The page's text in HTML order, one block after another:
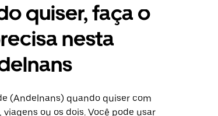
quiser, faça o
nesta
(Andelnans) quando quiser com
ou os dois. Você pode usar